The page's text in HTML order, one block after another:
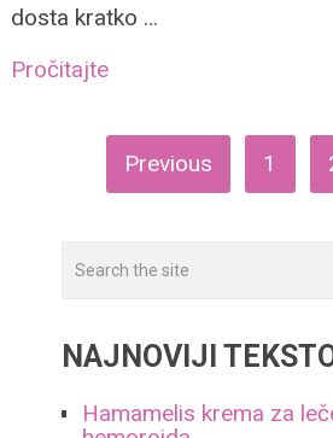
dosta kratko …
Pročitajte
ПАГИНАЦИЈА
ЧЛАНАКАPrevious 1
NAJNOVIJI
Hamamelis krema za